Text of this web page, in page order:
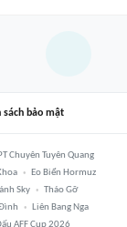
sách bảo mật
Chuyên Tuyên Quang
Eo Biển Hormuz
Sky
Tháo Gỡ
Liên Bang Nga
AFF Cup 2026